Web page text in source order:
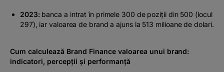
2023: banca a intrat în primele 300 de poziții din 500 (locul
297), iar valoarea de brand a ajuns la 513 milioane de dolari.
Cum calculează Brand Finance valoarea unui brand:
indicatori, percepții și performanță